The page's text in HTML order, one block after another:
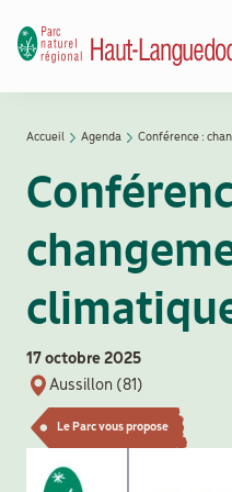
contenu
principal
Découvrir
Le
en
action
Le
Parc
vous
d'Ariane
Accueil Agenda Conférence :
17 octobre 2025
Aussillon (81)
Le Parc vous propose